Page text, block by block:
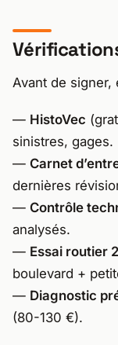
Avant de signer,
— HistoVec
sinistres, gages.
— Carnet
dernières
— Contrôle
analysés.
— Essai routier
boulevard +
— Diagnostic
(80-130 €).